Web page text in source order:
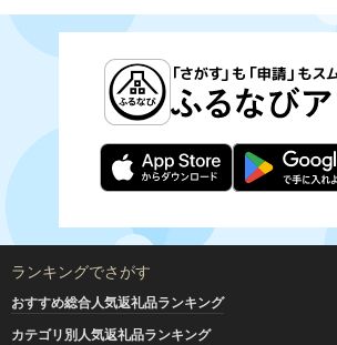
ランキングでさがす
おすすめ総合人気返礼品ランキング
カテゴリ別人気返礼品ランキング